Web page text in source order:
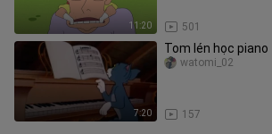
11:20 501
7:20
Tom lén học piano
157
watomi_02